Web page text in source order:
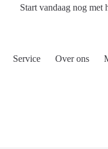
Start vandaag nog
Service Over ons